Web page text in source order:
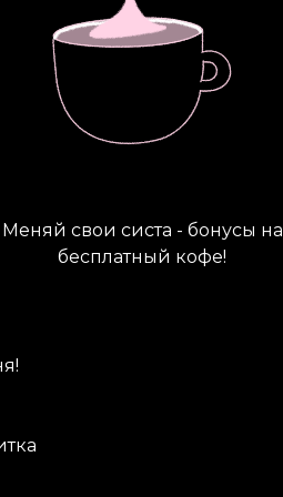
Меняй свои систа - бонусы на
бесплатный кофе!